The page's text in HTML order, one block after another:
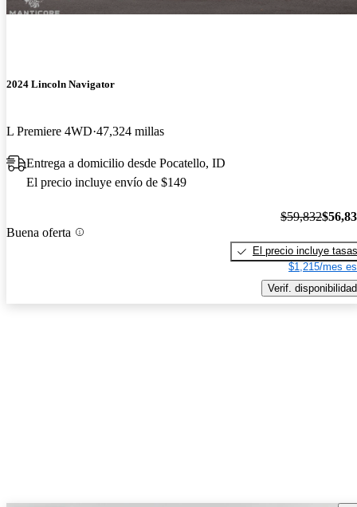
2024 Lincoln Navigator
L Premiere 4WD 47,324 millas
Entrega a domicilio desde Pocatello, ID
El precio incluye envío de $149
Buena oferta
$59,832
El precio incluye tasas
$1,215/mes
Verif. disponibilidad